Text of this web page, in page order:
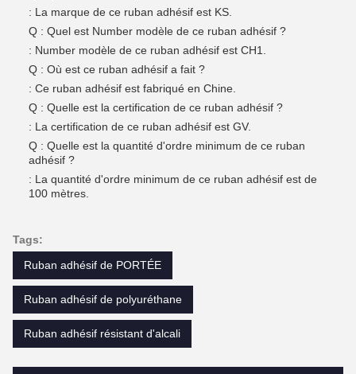
: La marque de ce ruban adhésif est KS.
Q : Quel est Number modèle de ce ruban adhésif ?
: Number modèle de ce ruban adhésif est CH1.
Q : Où est ce ruban adhésif a fait ?
: Ce ruban adhésif est fabriqué en Chine.
Q : Quelle est la certification de ce ruban adhésif ?
: La certification de ce ruban adhésif est GV.
Q : Quelle est la quantité d'ordre minimum de ce ruban
adhésif ?
: La quantité d'ordre minimum de ce ruban adhésif est de
100 mètres.
Tags:
Ruban adhésif de PORTÉE
Ruban adhésif de polyuréthane
Ruban adhésif résistant d'alcali